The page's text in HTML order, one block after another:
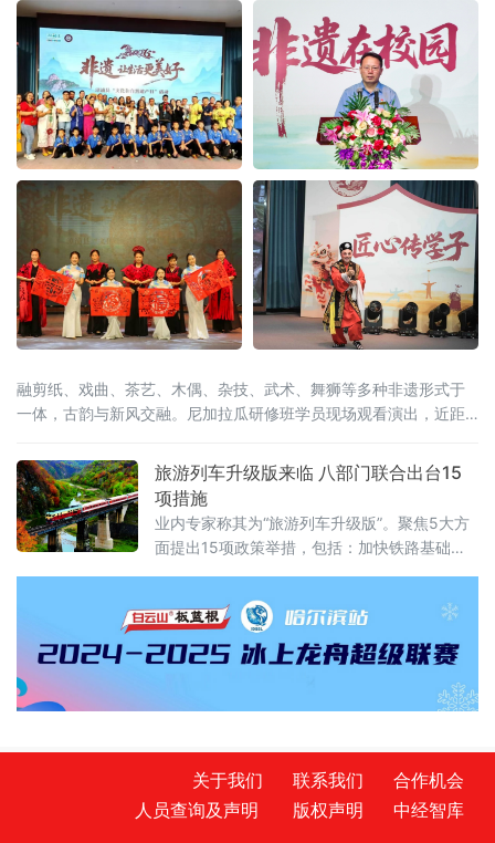
融剪纸、戏曲、茶艺、木偶、杂技、武术、舞狮等多种非遗形式于
一体，古韵与新风交融。尼加拉瓜研修班学员现场观看演出，近距
旅游列车升级版来临 八部门联合出台15
项措施
业内专家称其为“旅游列车升级版”。聚焦5大方
面提出15项政策举措，包括：加快铁路基础设
施旅游化改造、丰富铁路旅游产品体系、提升
铁路旅游服务水平、加强铁路旅游运行保障、
强化政策保障支持，旨在推动铁路与旅游深度
融合发展、相互赋能，释放铁路旅游消费潜
力，更好满足人民群众美好生活需要
关于我们 联系我们
合作机会
人员查询及声明
版权声明 中经智库